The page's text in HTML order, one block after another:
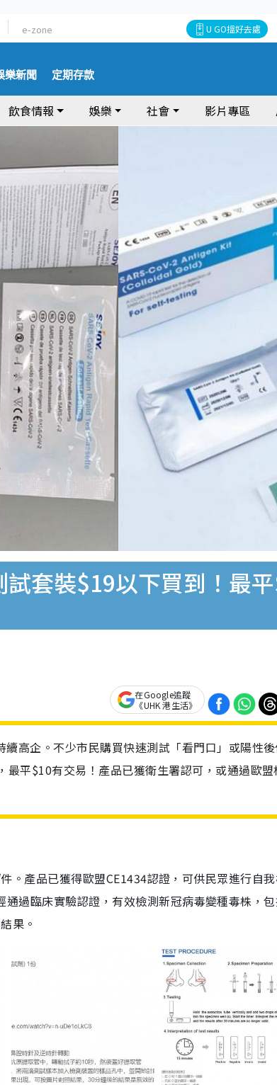
e-zone U GO搵好去處
樂新聞 定期存款
飲食情報 娛樂 社會 影片專區
試套裝$19以下買到！最
在Google追蹤
《UHK 港生活》
高企。不少市民購買快速測試「看門口」或陽性
平$10有交易！產品已獲衛生署認可，或通過歐盟
。產品已獲得歐盟CE1434認證，可供民眾進行自
過臨床實驗認證，有效檢測新冠病毒變種毒株，
果。